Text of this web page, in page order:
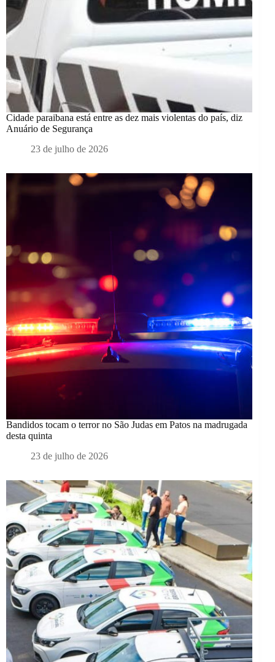
Cidade paraibana está entre as dez mais violentas do país, diz
Anuário de Segurança
23 de julho de 2026
Bandidos tocam o terror no São Judas em Patos na madrugada
desta quinta
23 de julho de 2026